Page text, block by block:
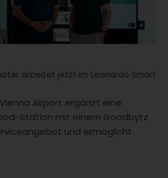
arbeitet jetzt im Leonardo Smart
Airport ergänzt eine
Station mit einem Goodbytz
und ermöglicht